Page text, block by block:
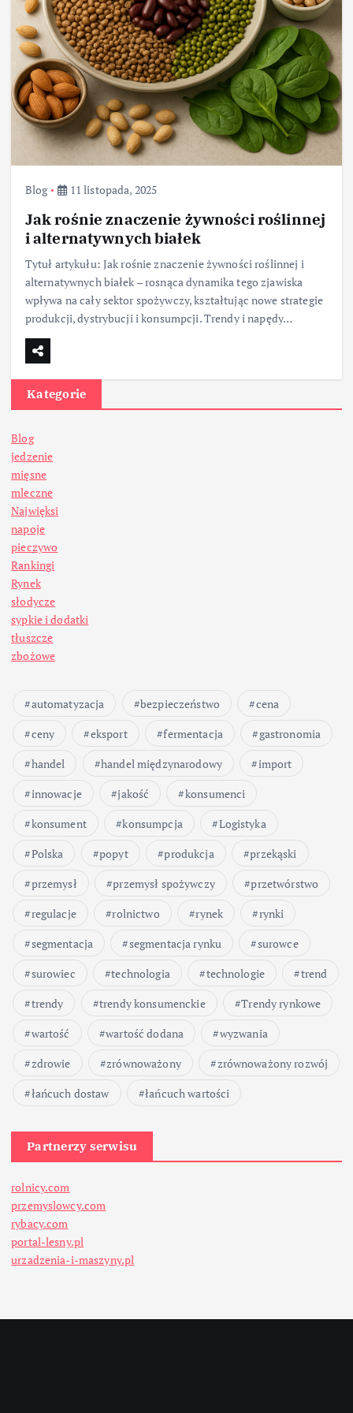
Blog 11 listopada, 2025
Jak rośnie znaczenie żywności roślinnej
i alternatywnych białek
Tytuł artykułu: Jak rośnie znaczenie żywności roślinnej i
alternatywnych białek – rosnąca dynamika tego zjawiska
wpływa na cały sektor spożywczy, kształtując nowe strategie
produkcji, dystrybucji i konsumpcji. Trendy i napędy…
Kategorie
Blog
jedzenie
mięsne
mleczne
Najwięksi
napoje
pieczywo
Rankingi
Rynek
słodycze
sypkie i dodatki
tłuszcze
zbożowe
automatyzacja bezpieczeństwo
cena
ceny
eksport fermentacja
gastronomia
handel
handel międzynarodowy
import
innowacje
jakość
konsumenci
konsument
konsumpcja
Logistyka
Polska
popyt produkcja
przekąski
przemysł
przemysł spożywczy
przetwórstwo
regulacje
rolnictwo rynek
rynki
segmentacja
segmentacja rynku
surowce
surowiec
technologia technologie
trend
trendy
trendy konsumenckie
Trendy rynkowe
wartość
wartość dodana
wyzwania
zdrowie
zrównoważony
zrównoważony rozwój
łańcuch dostaw
łańcuch wartości
Partnerzy serwisu
rolnicy.com
przemyslowcy.com
rybacy.com
portal-lesny.pl
urzadzenia-i-maszyny.pl